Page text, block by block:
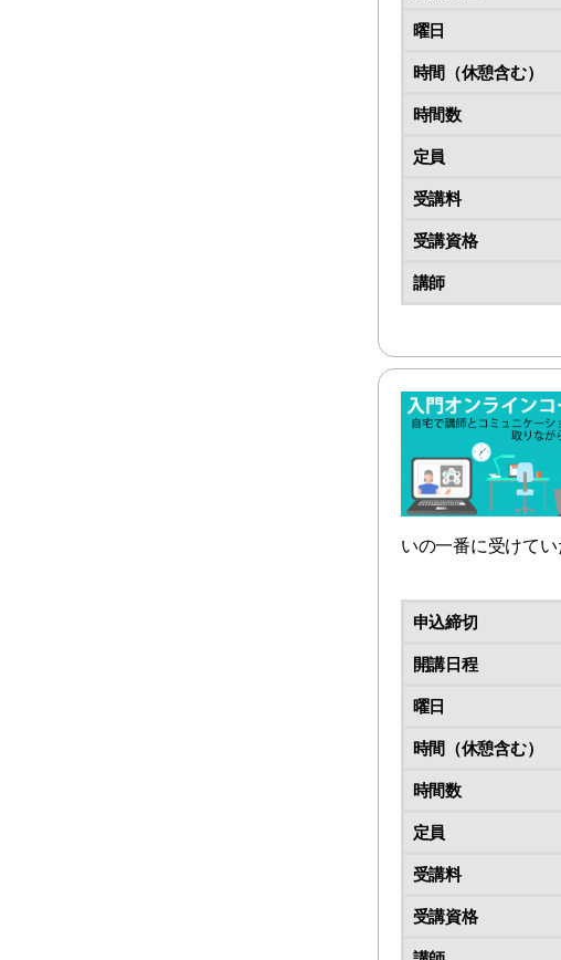
曜日
時間（休憩含む）
時間数
定員
受講料
受講資格
講師
いの一番に受けて
申込締切
開講日程
曜日
時間（休憩含む）
時間数
定員
受講料
受講資格